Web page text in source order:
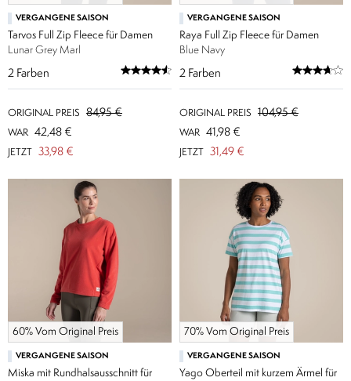
VERGANGENE SAISON
Tarvos Full Zip Fleece für Damen
Lunar Grey Marl
2 Farben
ORIGINAL PREIS 84,95 €
WAR 42,48 €
JETZT 33,98 €
VERGANGENE SAISON
Raya Full Zip Fleece für Damen
Blue Navy
2 Farben
ORIGINAL PREIS 104,95 €
WAR 41,98 €
JETZT 31,49 €
60% Vom Original Preis
VERGANGENE SAISON
Miska mit Rundhalsausschnitt für
70% Vom Original Preis
VERGANGENE SAISON
Yago Oberteil mit kurzem Ärmel für